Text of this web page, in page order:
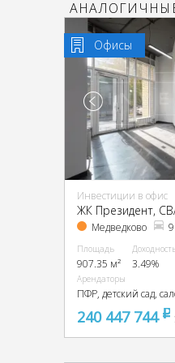
Офисы
Инвестиции в офис
Медведково
Площадь
907.35 м² 3.49%
Арендаторы
ПФР, детский сад,
240 447 744